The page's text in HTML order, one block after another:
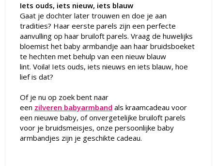
Iets ouds, iets nieuw, iets blauw
Gaat je dochter later trouwen en doe je aan
tradities? Haar eerste parels zijn een perfecte
aanvulling op haar bruiloft parels. Vraag de huwelijks
bloemist het baby armbandje aan haar bruidsboeket
te hechten met behulp van een nieuw blauw
lint. Voila! Iets ouds, iets nieuws en iets blauw, hoe
lief is dat?
Of je nu op zoek bent naar
een zilveren babyarmband als kraamcadeau voor
een nieuwe baby, of onvergetelijke bruiloft parels
voor je bruidsmeisjes, onze persoonlijke baby
armbandjes zijn je geschikte cadeau.